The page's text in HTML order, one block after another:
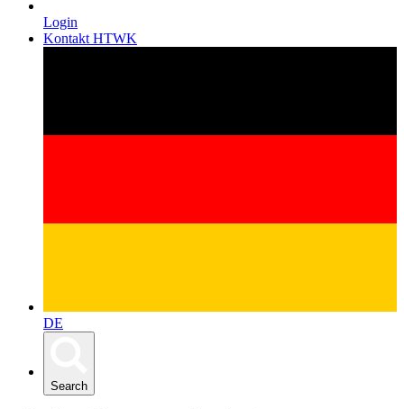
Login
Kontakt HTWK
DE
Search